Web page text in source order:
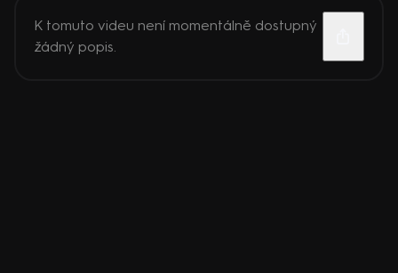
K tomuto videu není momentálně dostupný
žádný popis.